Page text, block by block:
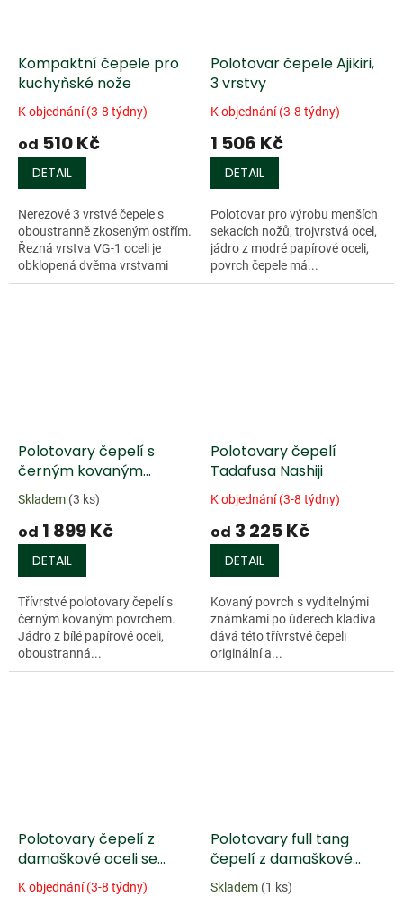
Kompaktní čepele pro
kuchyňské nože
K objednání (3-8 týdny)
od 510 Kč
DETAIL
Nerezové 3 vrstvé čepele s
oboustranně zkoseným ostřím.
Řezná vrstva VG-1 oceli je
obklopená dvěma vrstvami
nerezové oceli....
Polotovar čepele Ajikiri,
3 vrstvy
K objednání (3-8 týdny)
1 506 Kč
DETAIL
Polotovar pro výrobu menších
sekacích nožů, trojvrstvá ocel,
jádro z modré papírové oceli,
povrch čepele má...
Polotovary čepelí s
černým kovaným
povrchem pro japonské
kuchyňské nože
Skladem (3 ks)
od 1 899 Kč
DETAIL
Třívrstvé polotovary čepelí s
černým kovaným povrchem.
Jádro z bílé papírové oceli,
oboustranná...
Polotovary čepelí
Tadafusa Nashiji
K objednání (3-8 týdny)
od 3 225 Kč
DETAIL
Kovaný povrch s vyditelnými
známkami po úderech kladiva
dává této třívrstvé čepeli
originální a...
Polotovary čepelí z
damaškové oceli se
záštitou a kulatým
trnem
K objednání (3-8 týdny)
Polotovary full tang
čepelí z damaškové
oceli
Skladem (1 ks)